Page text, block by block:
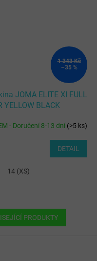
1 343 Kč
–35 %
JOMA ELITE XI FULL
YELLOW BLACK
- Doručení 8-13 dní(>5 ks)
DETAIL
14 (XS)
PRODUKTY